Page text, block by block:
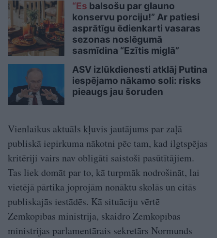
“Es balsošu par glauno
konservu porciju!” Ar patiesi
asprātīgu ēdienkarti vasaras
sezonas noslēgumā
sasmīdina “Ezītis miglā”
ASV izlūkdienesti atklāj Putina
iespējamo nākamo soli: risks
pieaugs jau šoruden
Vienlaikus aktuāls kļuvis jautājums par zaļā
publiskā iepirkuma nākotni pēc tam, kad ilgtspējas
kritēriji vairs nav obligāti saistoši pasūtītājiem.
Tas liek domāt par to, kā turpmāk nodrošināt, lai
vietējā pārtika joprojām nonāktu skolās un citās
publiskajās iestādēs. Kā situāciju vērtē
Zemkopības ministrija, skaidro Zemkopības
ministrijas parlamentārais sekretārs Normunds